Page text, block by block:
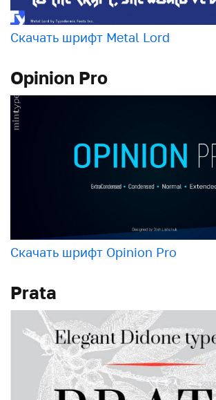
Скачать шрифт Metal Lord
Opinion Pro
Скачать шрифт Opinion Pro
Prata